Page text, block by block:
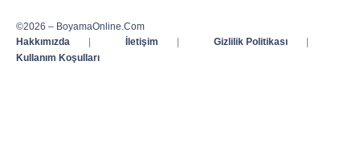
©2026 – BoyamaOnline.Com
Hakkımızda
| İletişim | Gizlilik Politikası
|
Kullanım Koşulları